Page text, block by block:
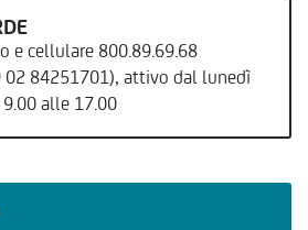
e cellulare 800.89.69.68
02 84251701), attivo dal lunedì
alle 17.00